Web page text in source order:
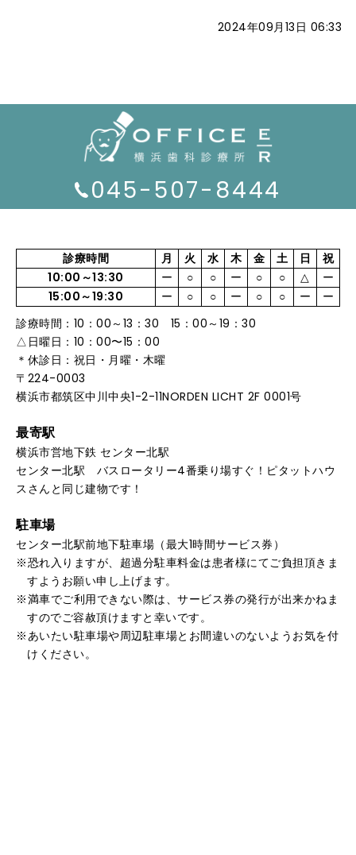
2024年09月13日 06:33
045-507-8444
診療時間 月 火 水 木 金 土 日
祝
10:00～13:30
ー ○ ○ ー ○ ○ △
ー
15:00～19:30
ー ○ ○ ー ○ ○ ー
ー
診療時間：10：00～13：30 15：00～19：30
△日曜日：10：00〜15：00
＊休診日：祝日・月曜・木曜
〒224-0003
横浜市都筑区中川中央1-2-11NORDEN LICHT 2F 0001号
最寄駅
横浜市営地下鉄 センター北駅
センター北駅 バスロータリー4番乗り場すぐ！ピタットハウ
スさんと同じ建物です！
駐車場
センター北駅前地下駐車場（最大1時間サービス券）
恐れ入りますが、超過分駐車料金は患者様にてご負担頂きま
すようお願い申し上げます。
満車でご利用できない際は、サービス券の発行が出来かねま
すのでご容赦頂けますと幸いです。
あいたい駐車場や周辺駐車場とお間違いのないようお気を付
けください。